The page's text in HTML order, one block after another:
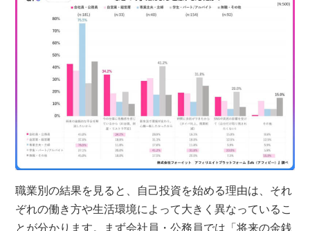
職業別の結果を見ると、自己投資を始める理由は、それ
ぞれの働き方や生活環境によって大きく異なっているこ
とが分かります。まず会社員・公務員では「将来の金銭